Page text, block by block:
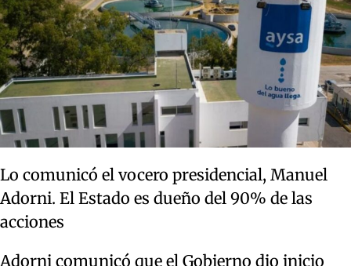
Lo comunicó el vocero presidencial, Manuel
Adorni. El Estado es dueño del 90% de las
acciones
Adorni comunicó que el Gobierno dio inicio